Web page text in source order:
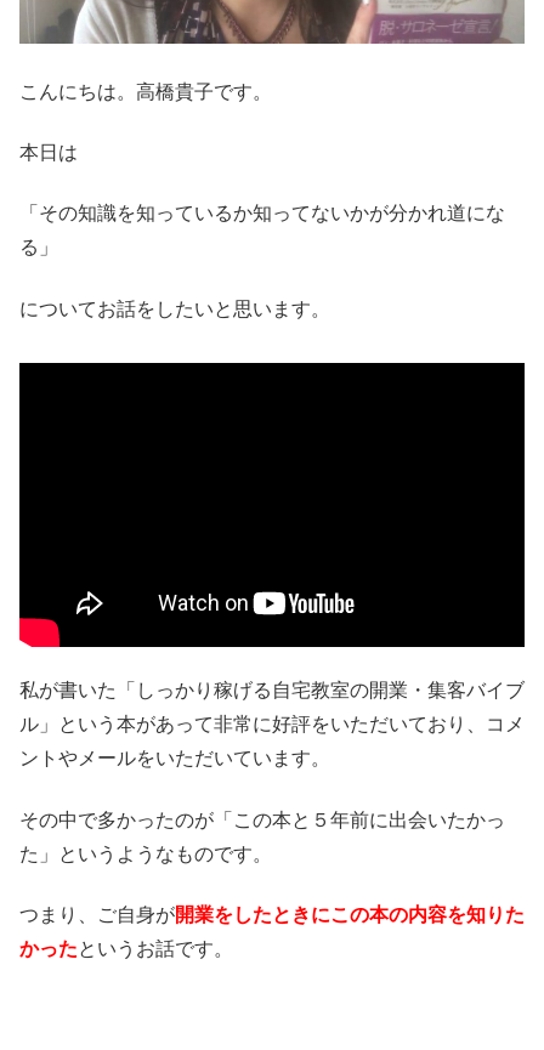
こんにちは。高橋貴子です。
本日は
「その知識を知っているか知ってないかが分かれ道にな
る」
についてお話をしたいと思います。
私が書いた「しっかり稼げる自宅教室の開業・集客バイブ
ル」という本があって非常に好評をいただいており、コメ
ントやメールをいただいています。
その中で多かったのが「この本と５年前に出会いたかっ
た」というようなものです。
つまり、ご自身が開業をしたときにこの本の内容を知りた
かったというお話です。